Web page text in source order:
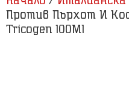
Против Пърхот И
Tricogen 100Ml